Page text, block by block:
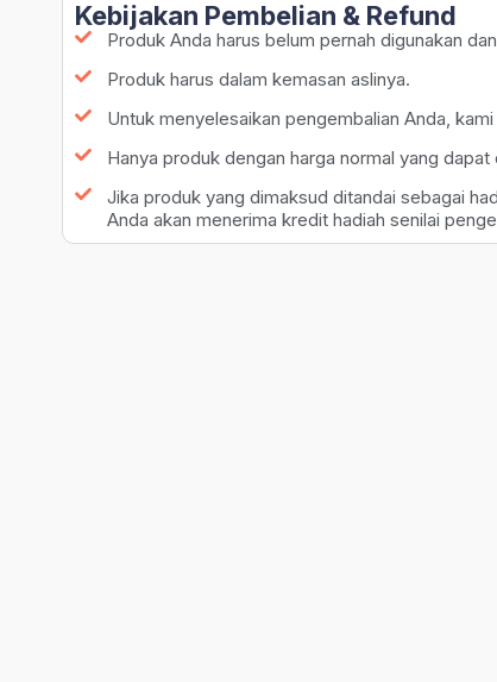
Kebijakan Pembelian & Refund
Produk Anda harus belum pernah digunakan
Produk harus dalam kemasan aslinya.
Untuk menyelesaikan pengembalian Anda,
Hanya produk dengan harga normal yang
Jika produk yang dimaksud ditandai sebagai
Anda akan menerima kredit hadiah senilai